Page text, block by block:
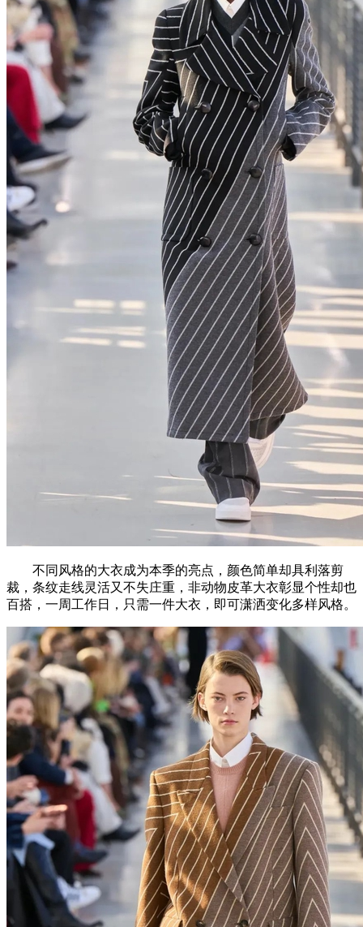
不同风格的大衣成为本季的亮点，颜色简单却具利落剪
裁，条纹走线灵活又不失庄重，非动物皮革大衣彰显个性却也
百搭，一周工作日，只需一件大衣，即可潇洒变化多样风格。